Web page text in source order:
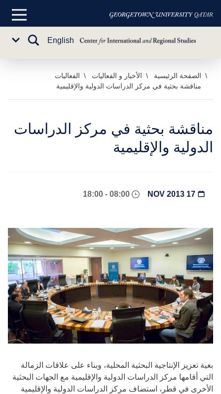
تخطي
المحتوى
القائمة
English
تبديل
الصفحة الرئيسية الأخبار و الفعاليات
الفعاليات
مناقشة بحثية في مركز الدراسات الدولية والإقليمية
مناقشة بحثية في مركز الدراسات
الدولية والإقليمية
بغية تعزيز الإنتاجية البحثية المحلية، وبناء على علاقات الزمالة
التي أقامها مركز الدراسات الدولية والإقليمية مع الجهات البحثية
الأخرى في قطر، استضاف مركز الدراسات الدولية والإقليمية